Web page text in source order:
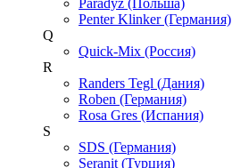
Paradyz (Польша)
Penter Klinker (Германия)
Q
Quick-Mix (Россия)
R
Randers Tegl (Дания)
Roben (Германия)
Rosa Gres (Испания)
S
SDS (Германия)
Seranit (Турция)